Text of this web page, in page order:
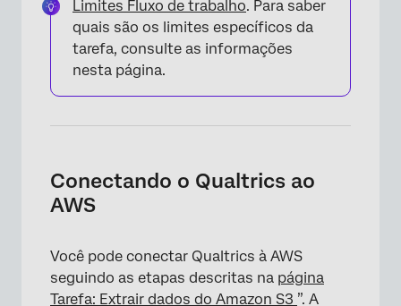
Limites Fluxo de trabalho. Para saber
quais são os limites específicos da
tarefa, consulte as informações
nesta página.
Conectando o Qualtrics ao
AWS
Você pode conectar Qualtrics à AWS
seguindo as etapas descritas na página
Tarefa: Extrair dados do Amazon S3 ”. A